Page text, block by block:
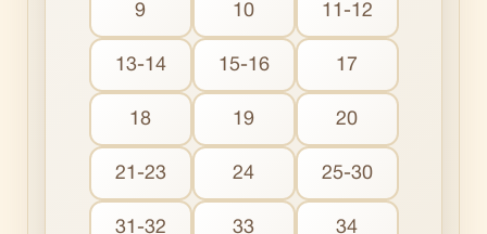
9 10 11-12
13-14 15-16 17
18 19 20
21-23 24 25-30
31-32 33 34